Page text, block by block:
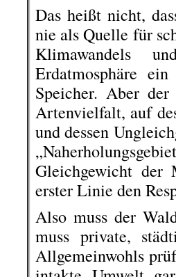
Das heißt nicht,
nie als Quelle für
Klimawandels
Erdatmosphäre
Speicher. Aber
Artenvielfalt, auf
und dessen
Gleichgewicht
erster Linie den
Also muss der
muss private,
Allgemeinwohls